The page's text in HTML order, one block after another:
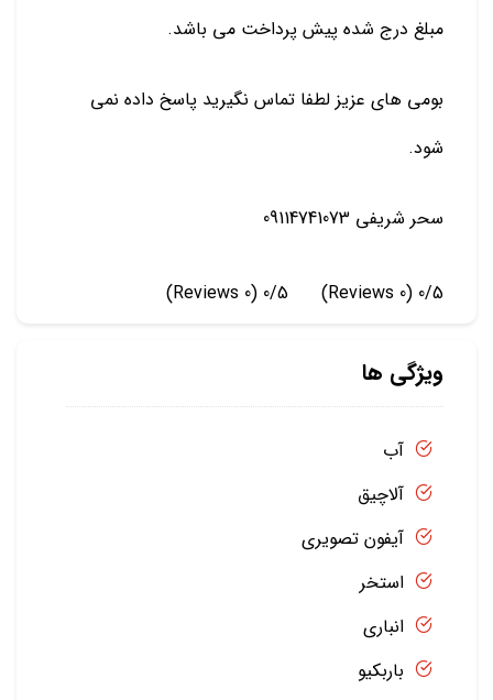
مبلغ درج شده پیش پرداخت می باشد.
بومی های عزیز لطفا تماس نگیرید پاسخ داده نمی
شود.
سحر شریفی 09114741073
0/5
(0 Reviews)
0/5
(0 Reviews)
ویژگی ها
آب
آلاچیق
آیفون تصویری
استخر
انباری
باربکیو